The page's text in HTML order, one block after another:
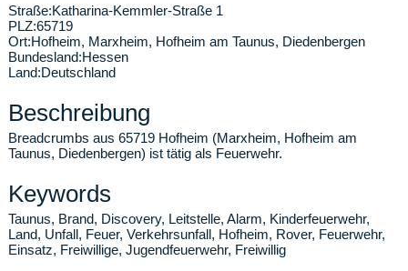
Straße:Katharina-Kemmler-Straße 1
PLZ:65719
Ort:Hofheim, Marxheim, Hofheim am Taunus, Diedenbergen
Bundesland:Hessen
Land:Deutschland
Beschreibung
Breadcrumbs aus 65719 Hofheim (Marxheim, Hofheim am
Taunus, Diedenbergen) ist tätig als Feuerwehr.
Keywords
Taunus, Brand, Discovery, Leitstelle, Alarm, Kinderfeuerwehr,
Land, Unfall, Feuer, Verkehrsunfall, Hofheim, Rover, Feuerwehr,
Einsatz, Freiwillige, Jugendfeuerwehr, Freiwillig